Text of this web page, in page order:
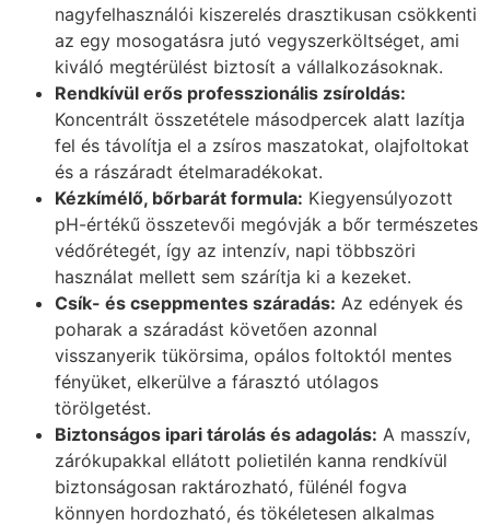
nagyfelhasználói kiszerelés drasztikusan csökkenti
az egy mosogatásra jutó vegyszerköltséget, ami
kiváló megtérülést biztosít a vállalkozásoknak.
Rendkívül erős professzionális zsíroldás:
Koncentrált összetétele másodpercek alatt lazítja
fel és távolítja el a zsíros maszatokat, olajfoltokat
és a rászáradt ételmaradékokat.
Kézkímélő, bőrbarát formula: Kiegyensúlyozott
pH-értékű összetevői megóvják a bőr természetes
védőrétegét, így az intenzív, napi többszöri
használat mellett sem szárítja ki a kezeket.
Csík- és cseppmentes száradás: Az edények és
poharak a száradást követően azonnal
visszanyerik tükörsima, opálos foltoktól mentes
fényüket, elkerülve a fárasztó utólagos
törölgetést.
Biztonságos ipari tárolás és adagolás: A masszív,
zárókupakkal ellátott polietilén kanna rendkívül
biztonságosan raktározható, fülénél fogva
könnyen hordozható, és tökéletesen alkalmas